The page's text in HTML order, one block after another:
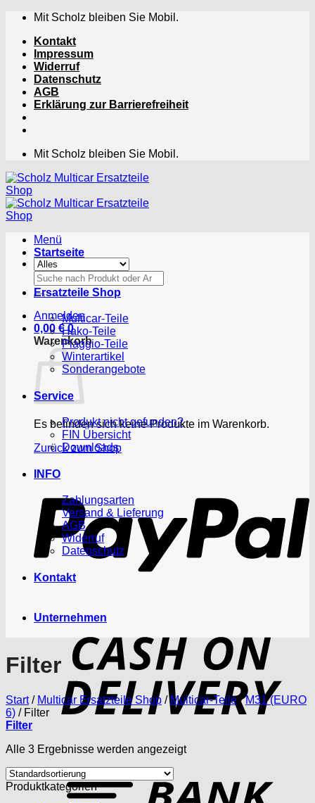
Zum
springen
Mit Scholz bleiben Sie Mobil.
Kontakt
Impressum
Widerruf
Datenschutz
AGB
Erklärung zur Barrierefreiheit
Mit Scholz bleiben Sie Mobil.
Menü
Suchen
nach:
Anmelden
0,00 € 0
Warenkorb
Es befinden sich keine Produkte im Warenkorb.
Zurück zum Shop
Startseite
Ersatzteile Shop
Multicar-Teile
Hako-Teile
Piaggio-Teile
Winterartikel
Sonderangebote
Service
Produkt nicht gefunden?
FIN Übersicht
Downloads
INFO
Zahlungsarten
Versand & Lieferung
AGB
Widerruf
Datenschutz
Kontakt
Unternehmen
Filter
Start / Multicar Ersatzteile Shop / Multicar-Teile / M31 (EURO
6) /Filter
Filter
Alle 3 Ergebnisse werden angezeigt
Produktkategorien